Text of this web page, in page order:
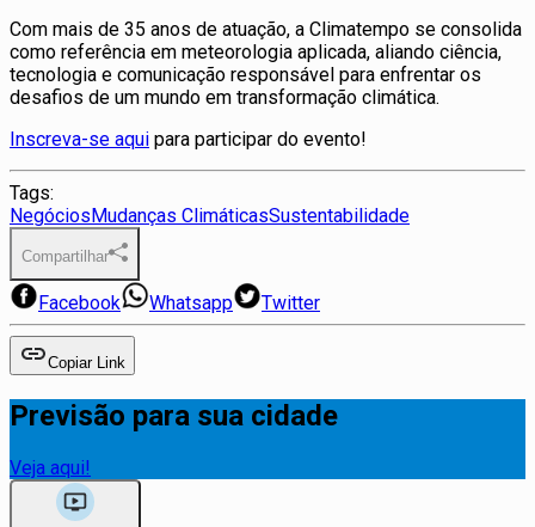
Com mais de 35 anos de atuação, a Climatempo se consolida
como referência em meteorologia aplicada, aliando ciência,
tecnologia e comunicação responsável para enfrentar os
desafios de um mundo em transformação climática.
Inscreva-se aqui para participar do evento!
Tags:
NegóciosMudanças ClimáticasSustentabilidade
Compartilhar
Facebook Whatsapp Twitter
Copiar Link
Previsão para sua cidade
Veja aqui!